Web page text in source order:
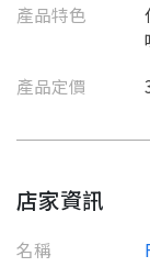
產品特色
產品定價
店家資訊
名稱